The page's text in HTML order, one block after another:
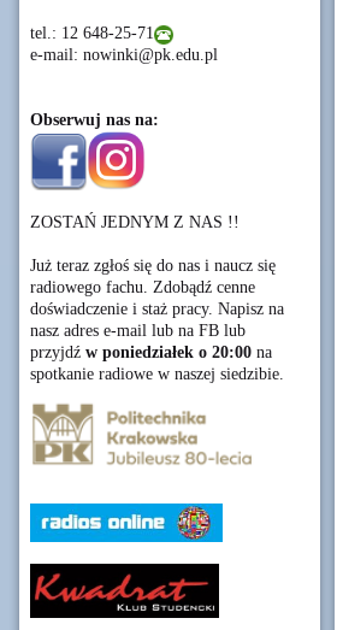
tel.: 12 648-25-71
e-mail: nowinki@pk.edu.pl
Obserwuj nas na:
ZOSTAŃ JEDNYM Z NAS !!
Już teraz zgłoś się do nas i naucz się
radiowego fachu. Zdobądź cenne
doświadczenie i staż pracy. Napisz na
nasz adres e-mail lub na FB lub
przyjdź w poniedziałek o 20:00 na
spotkanie radiowe w naszej siedzibie.